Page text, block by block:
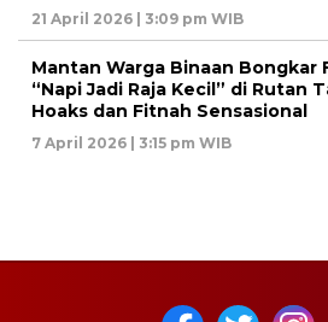
21 April 2026 | 3:09 pm WIB
Mantan Warga Binaan Bongkar
“Napi Jadi Raja Kecil” di Rutan
Hoaks dan Fitnah Sensasional
7 April 2026 | 3:15 pm WIB